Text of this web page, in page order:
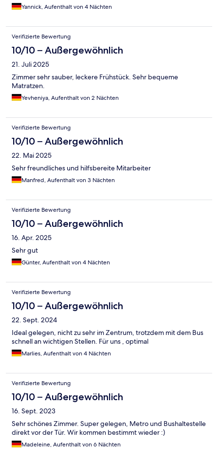
Yannick, Aufenthalt von 4 Nächten
Verifizierte Bewertung
10/10 – Außergewöhnlich
21. Juli 2025
Zimmer sehr sauber, leckere Frühstück. Sehr bequeme
Matratzen.
Yevheniya, Aufenthalt von 2 Nächten
Verifizierte Bewertung
10/10 – Außergewöhnlich
22. Mai 2025
Sehr freundliches und hilfsbereite Mitarbeiter
Manfred, Aufenthalt von 3 Nächten
Verifizierte Bewertung
10/10 – Außergewöhnlich
16. Apr. 2025
Sehr gut
Günter, Aufenthalt von 4 Nächten
Verifizierte Bewertung
10/10 – Außergewöhnlich
22. Sept. 2024
Ideal gelegen, nicht zu sehr im Zentrum, trotzdem mit dem Bus
schnell an wichtigen Stellen. Für uns , optimal
Marlies, Aufenthalt von 4 Nächten
Verifizierte Bewertung
10/10 – Außergewöhnlich
16. Sept. 2023
Sehr schönes Zimmer. Super gelegen, Metro und Bushaltestelle
direkt vor der Tür. Wir kommen bestimmt wieder :)
Madeleine, Aufenthalt von 6 Nächten